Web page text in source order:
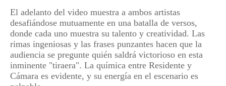
El adelanto del video muestra a ambos artistas
desafiándose mutuamente en una batalla de versos,
donde cada uno muestra su talento y creatividad. Las
rimas ingeniosas y las frases punzantes hacen que la
audiencia se pregunte quién saldrá victorioso en esta
inminente "tiraera". La química entre Residente y
Cámara es evidente, y su energía en el escenario es